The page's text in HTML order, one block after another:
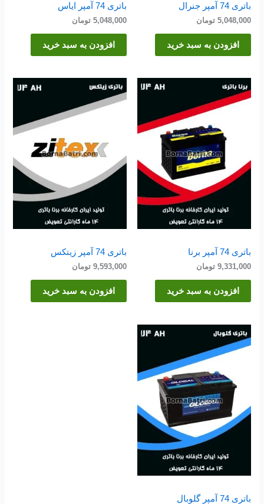
باتری 74 آمپر جنرال
5,048,000 تومان
افزودن به سبد خرید
باتری 74 آمپر ایاس
5,048,000 تومان
افزودن به سبد خرید
باتری 74 آمپر برنا
9,331,000 تومان
افزودن به سبد خرید
باتری 74 آمپر زیتکس
9,593,000 تومان
افزودن به سبد خرید
باتری 74 آمپر گلوبال